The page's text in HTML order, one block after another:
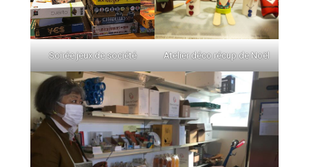
Soirée jeux de société Atelier déco récup de Noël